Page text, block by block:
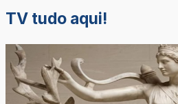
TV tudo aqui!